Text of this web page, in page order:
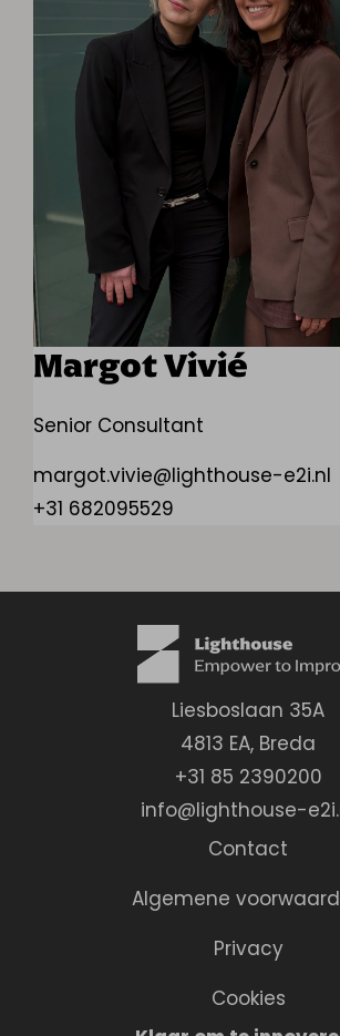
Margot Vivié
Senior Consultant
margot.vivie@lighthouse-e2i.nl
+31 682095529
Liesboslaan 35A
4813 EA, Breda
+31 85 2390200
info@lighthouse-
Contact
Algemene
Privacy
Cookies